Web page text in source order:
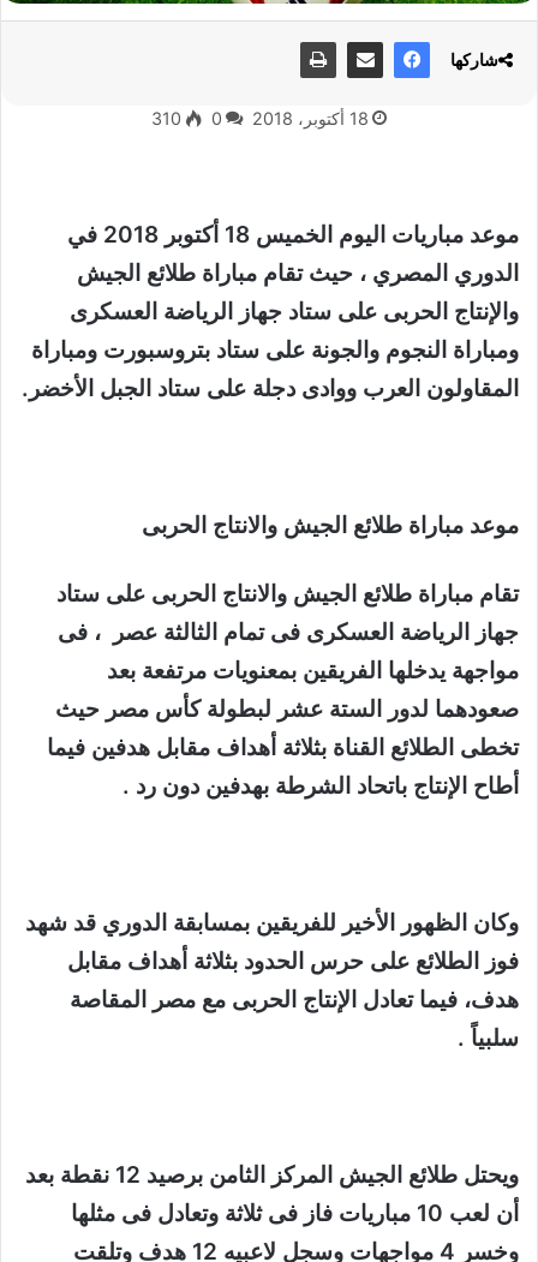
18 أكتوبر، 2018 0
310
موعد مباريات اليوم الخميس 18 أكتوبر 2018 في
الدوري المصري ، حيث تقام مباراة طلائع الجيش
والإنتاج الحربى على ستاد جهاز الرياضة العسكرى
ومباراة النجوم والجونة على ستاد بتروسبورت ومباراة
المقاولون العرب ووادى دجلة على ستاد الجبل الأخضر.
موعد مباراة طلائع الجيش والانتاج الحربى
تقام مباراة طلائع الجيش والانتاج الحربى على ستاد
جهاز الرياضة العسكرى فى تمام الثالثة عصر ، فى
مواجهة يدخلها الفريقين بمعنويات مرتفعة بعد
صعودهما لدور الستة عشر لبطولة كأس مصر حيث
تخطى الطلائع القناة بثلاثة أهداف مقابل هدفين فيما
أطاح الإنتاج باتحاد الشرطة بهدفين دون رد .
وكان الظهور الأخير للفريقين بمسابقة الدوري قد شهد
فوز الطلائع على حرس الحدود بثلاثة أهداف مقابل
هدف، فيما تعادل الإنتاج الحربى مع مصر المقاصة
سلبياً .
ويحتل طلائع الجيش المركز الثامن برصيد 12 نقطة بعد
أن لعب 10 مباريات فاز فى ثلاثة وتعادل فى مثلها
وخسر 4 مواجهات وسجل لاعبيه 12 هدف وتلقت
شاركها